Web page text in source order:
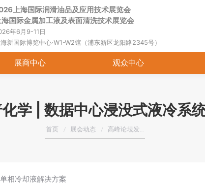
上海国际润滑油品及应用技术展览会
国际金属加工液及表面清洗技术展览会
年6月9-11日
海新国际博览中心·W1-W2馆（浦东新区龙阳路2345号）
展商中心 观众中心
学 | 数据中心浸没式液冷系
您在这里：
首页 展会动态 高峰论坛发…
相冷却液解决方案
首页 关于展会 展商中心